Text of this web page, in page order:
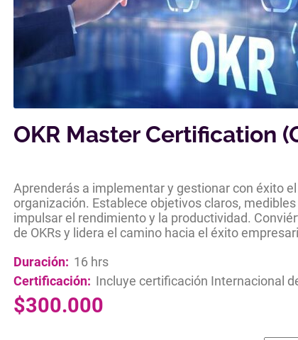
OKR Master Certification
Aprenderás a implementar y gestionar con éxito
organización. Establece objetivos claros,
impulsar el rendimiento y la productividad.
de OKRs y lidera el camino hacia el éxito
Duración: 16 hrs
Certificación: Incluye certificación Internacional
$300.000